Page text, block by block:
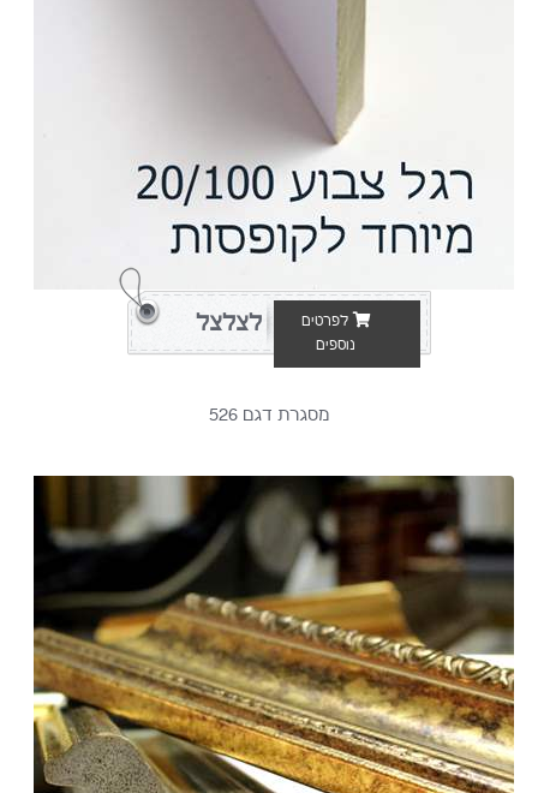
לפרטים
נוספים
לצלצל
מסגרת דגם 526